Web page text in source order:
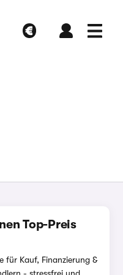
Top-Preis
für Kauf, Finanzierung &